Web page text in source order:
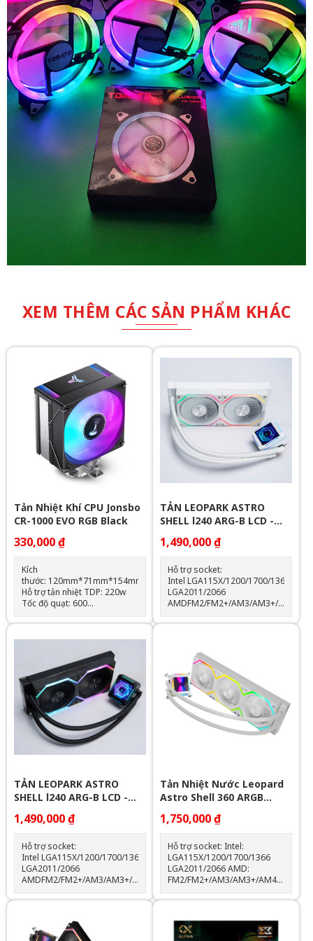
XEM THÊM CÁC SẢN PHẨM KHÁC
Tản Nhiệt Khí CPU Jonsbo
CR-1000 EVO RGB Black
330,000 ₫
Kích
thước: 120mm*71mm*154mm
Hỗ trợ tản nhiệt TDP: 220w
Tốc độ quạt: 600
-1500RPM(±10%) Hỗ trợ
Socket LGA 1700 & AM5
Trang bị 4 ống đồng dẫn
nhiệt Quạt tản nhiệt: 120mm
TẢN LEOPARK ASTRO
SHELL l240 ARG-B LCD -
1,490,000 ₫
Hỗ trợ socket:
Intel LGA115X/1200/1700/1366
LGA2011/2066
AMDFM2/FM2+/AM3/AM3+/AM4/
Thông số kỹ thuật: Kích thước
quạt: 120*120*25mm Tốc độ
thọ quạt: 40.000 giờ Độ ồn:
31.5dBA Vòng bi: Hydraulic
Tuổi thọ máy bơm: 30.000 giờ
độ ồn: 30dBA tốc độ bơm:
2400 +- 10%
TẢN LEOPARK ASTRO
SHELL l240 ARG-B LCD -
1,490,000 ₫
Hỗ trợ socket:
Intel LGA115X/1200/1700/1366
LGA2011/2066
AMDFM2/FM2+/AM3/AM3+/AM4/AM5
Thông số kỹ thuật: Kích thước
quạt: 120*120*25mm Tốc độ
Lưu lượng gió: 64.3CFM Tuổi
thọ quạt: 40.000 giờ Độ ồn:
Tản Nhiệt Nước Leopard
Astro Shell 360 ARGB
Digital LCD - White
1,750,000 ₫
Hỗ trợ socket: Intel:
LGA115X/1200/1700/1366
LGA2011/2066 AMD:
FM2/FM2+/AM3/AM3+/AM4/AM5
Kích thước khối rad:
397*120*60.5mm Kích thước
quạt: 600-2000RPM +-10%
Lưu lượng gió: 64.3CFM Tuổi